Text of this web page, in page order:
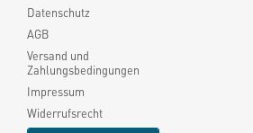
Datenschutz
AGB
Versand und
Zahlungsbedingungen
Impressum
Widerrufsrecht